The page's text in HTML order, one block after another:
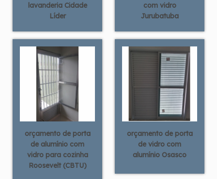
lavanderia Cidade
Líder
com vidro
Jurubatuba
orçamento de porta
de alumínio com
vidro para cozinha
Roosevelt (CBTU)
orçamento de porta
de vidro com
alumínio Osasco